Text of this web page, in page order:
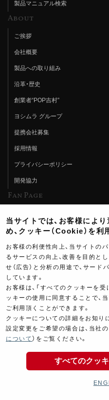
製品マニュアル検索
About
ご挨拶
会社概要
製品への取り組み
沿革・歴史
創業者“POP吉村”
ヨシムラ グループ
提携会社募集
採用情報
プライバシーポリシー
開発協力
Fan Page
ヨシムラTV
イベント情報
イベントスケジュール
ツーリングブレイクタイム
製品ポスター
Copyright ©YOSHIMURA
当サイトでは、お客様によ
め、クッキー（Cookie）を利
お客様の利便性向上、当サイトの
るサービスの向上、改善を目的と
せ（広告）と分析の用途で、サー
しています。
お客様は、「すべてのクッキーを
ッキーの使用に同意することで、
ご利用頂くことができます。
クッキーについての詳細をお知り
設定変更をご希望の場合は、当社
について ）をご覧ください。
すべてのクッ